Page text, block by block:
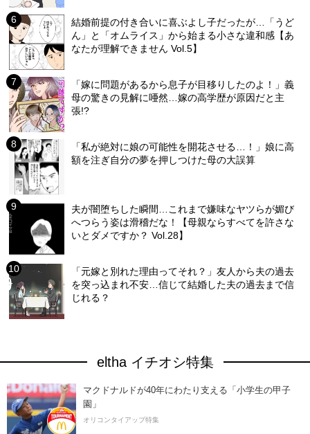
結婚前提の付き合いに喜ぶよし子だったが…「うど
ん」と「オムライス」から始まる小さな違和感【あ
なたが理解できません Vol.5】
「嫁に問題があるから息子が目移りしたのよ！」義
母の驚きの見解に唖然…嫁の高学歴が原因だと主
張!?
「私が絶対に娘の可能性を開花させる…！」娘に高
額を注ぎ自分の夢を押しつけた母の大誤算
夫が闇堕ちした瞬間…これまで嫌味なヤツらが媚び
へつらう姿は滑稽だな！【母親ならすべてを許さな
いとダメですか？ Vol.28】
「元嫁と別れた理由ってそれ？」友人から夫の過去
を突っ込まれ不安…信じて結婚した夫の過去まで信
じれる？
eltha イチオシ特集
マクドナルドが40年にわたり支える「小学生の甲子
園」
オリコンタイアップ特集